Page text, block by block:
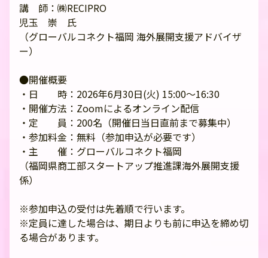
講 師：㈱RECIPRO
児玉 崇 氏
（グローバルコネクト福岡 海外展開支援アドバイザ
ー）
●開催概要
・日 時：2026年6月30日(火) 15:00～16:30
・開催方法：Zoomによるオンライン配信
・定 員：200名（開催日当日直前まで募集中）
・参加料金：無料（参加申込が必要です）
・主 催：グローバルコネクト福岡
（福岡県商工部スタートアップ推進課海外展開支援
係）
※参加申込の受付は先着順で行います。
※定員に達した場合は、期日よりも前に申込を締め切
る場合があります。